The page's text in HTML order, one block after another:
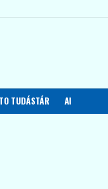
TUDÁSTÁR AI